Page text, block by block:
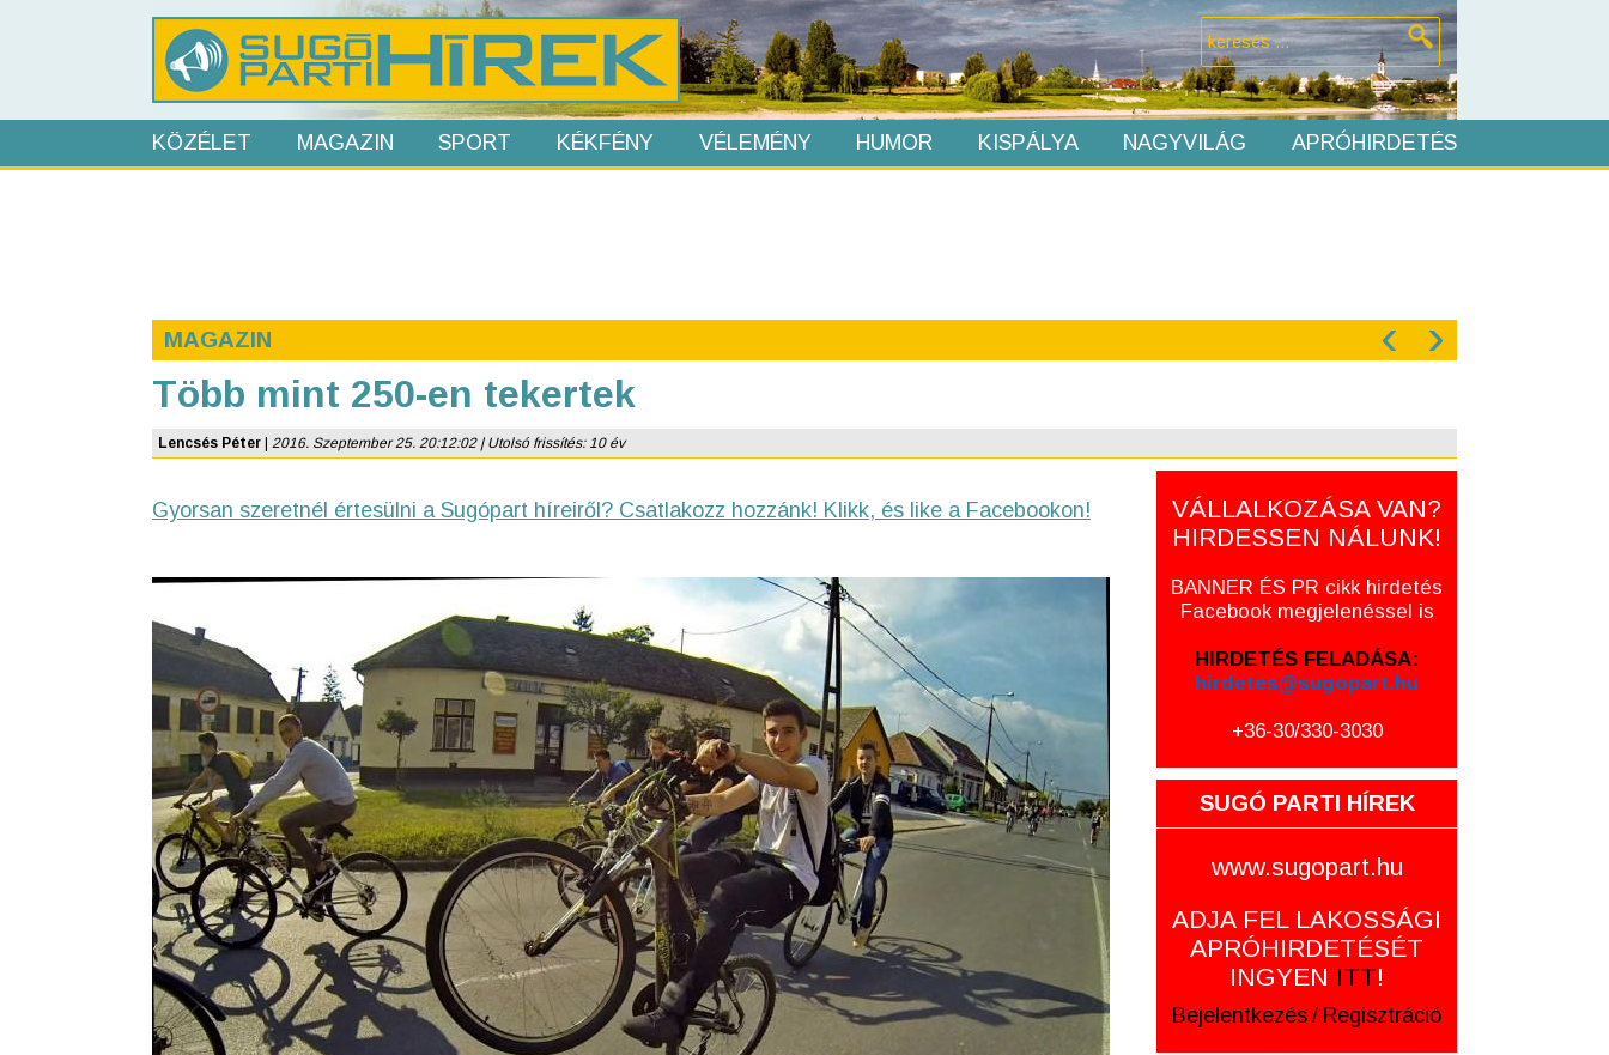
KÖZÉLET MAGAZIN SPORT KÉKFÉNY VÉLEMÉNY HUMOR KISPÁLYA NAGYVILÁG APRÓHIRDETÉS
MAGAZIN ‹ ›
Több mint 250-en tekertek
Lencsés Péter 2016. Szeptember 25. 20:12:02 | Utolsó frissítés: 10 év
Gyorsan szeretnél értesülni a Sugópart híreiről? Csatlakozz hozzánk! Klikk, és like a Facebookon!
VÁLLALKOZÁSA VAN?
HIRDESSEN NÁLUNK!
BANNER ÉS PR cikk hirdetés
Facebook megjelenéssel is
HIRDETÉS FELADÁSA:
hirdetes@sugopart.hu
+36-30/330-3030
SUGÓ PARTI HÍREK
www.sugopart.hu
ADJA FEL LAKOSSÁGI
APRÓHIRDETÉSÉT
INGYEN ITT!
Bejelentkezés / Regisztráció